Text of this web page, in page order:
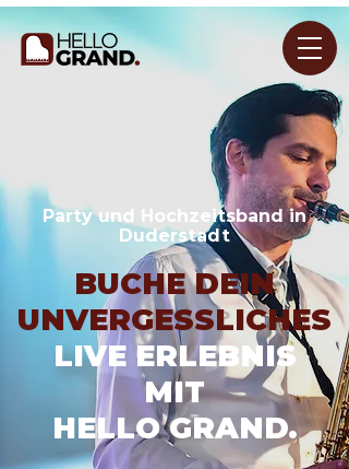
Party und Hochzeitsband in
Duderstadt
BUCHE DEIN
UNVERGESSLICHES
LIVE ERLEBNIS
MIT
HELLO GRAND.